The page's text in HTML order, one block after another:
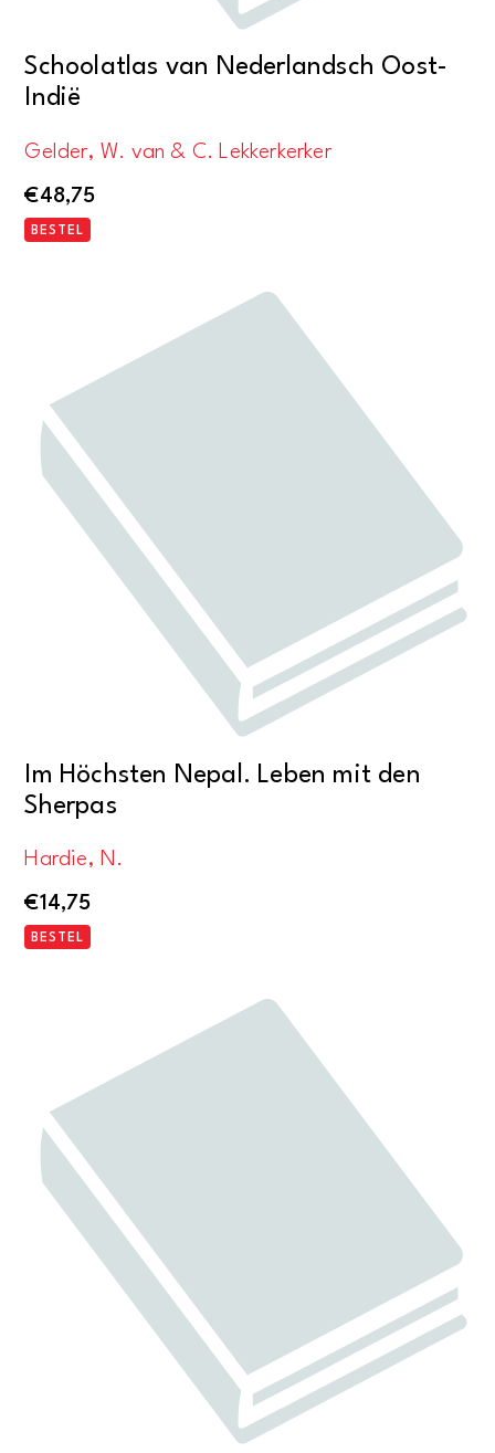
Schoolatlas van Nederlandsch Oost-
Indië
Gelder, W. van & C. Lekkerkerker
€48,75
BESTEL
Im Höchsten Nepal. Leben mit den
Sherpas
Hardie, N.
€14,75
BESTEL